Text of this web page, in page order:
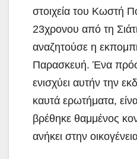
στοιχεία του Κωστή
23χρονου από τη
αναζητούσε η
Παρασκευή. Ένα
ενισχύει αυτήν την
καυτά ερωτήματα,
βρέθηκε θαμμένος
ανήκει στην